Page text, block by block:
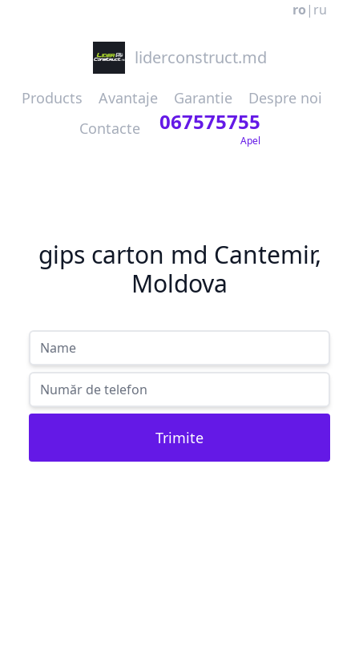
ro | ru
liderconstruct.md
Products Avantaje Garantie
Despre noi
Contacte
067575755
Apel
gips carton md Cantemir,
Moldova
Trimite